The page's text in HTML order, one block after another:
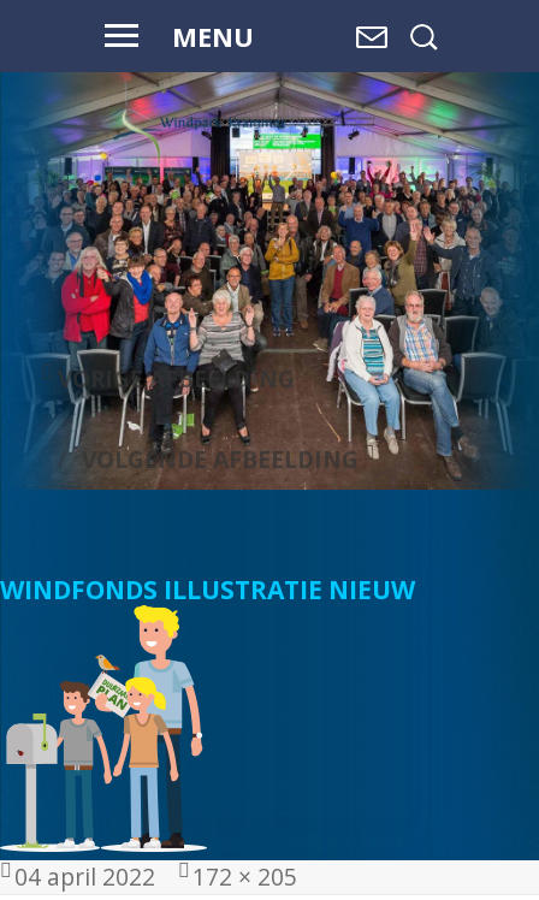
MENU
VOOR HAAR
EN ONZE
TOEKOMST
VORIGE AFBEELDING
VOLGENDE AFBEELDING
WINDFONDS ILLUSTRATIE NIEUW
Geplaatst
04 april 2022
Volledige
172 × 205